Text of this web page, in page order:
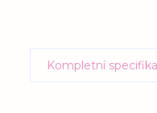
Kompletní